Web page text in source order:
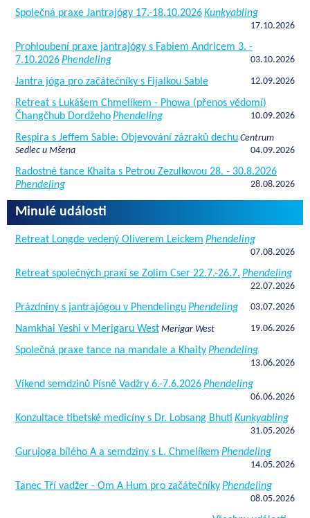
Společná praxe Jantrajógy 17.-18.10.2026Kunkyabling
17.10.2026
Prohloubení praxe jantrajógy s Fabiem Andricem 3. -
7.10.2026Phendeling 03.10.2026
Jantra jóga pro začátečníky s Fijalkou Sable 12.09.2026
Retreat s Lukášem Chmelíkem - Phowa (přenos vědomí)
Čhangčhub DordžehoPhendeling 10.09.2026
Respira s Jeffem Sable: Objevování zázraků dechu Centrum
Sedlec u Mšena
04.09.2026
Radostné tance Khaita s Petrou Zezulkovou 28. - 30.8.2026
Phendeling
28.08.2026
Minulé události
Retreat Longde vedený Oliverem Leickem Phendeling
07.08.2026
Retreat společných praxí se Zolim Cser 22.7.-26.7. Phendeling
22.07.2026
Prázdniny s jantrajógou v PhendelinguPhendeling 03.07.2026
Namkhai Yeshi v Merigaru West Merigar West 19.06.2026
Společná praxe tance na mandale a KhaityPhendeling
13.06.2026
Víkend semdzinů Písně Vadžry 6.-7.6.2026Phendeling
06.06.2026
Konzultace tibetské medicíny s Dr. Lobsang Bhuti Kunkyabling
31.05.2026
Gurujoga bílého A a semdziny s L. Chmelíkem Phendeling
14.05.2026
Tanec Tří vadžer - Om A Hum pro začátečníkyPhendeling
08.05.2026